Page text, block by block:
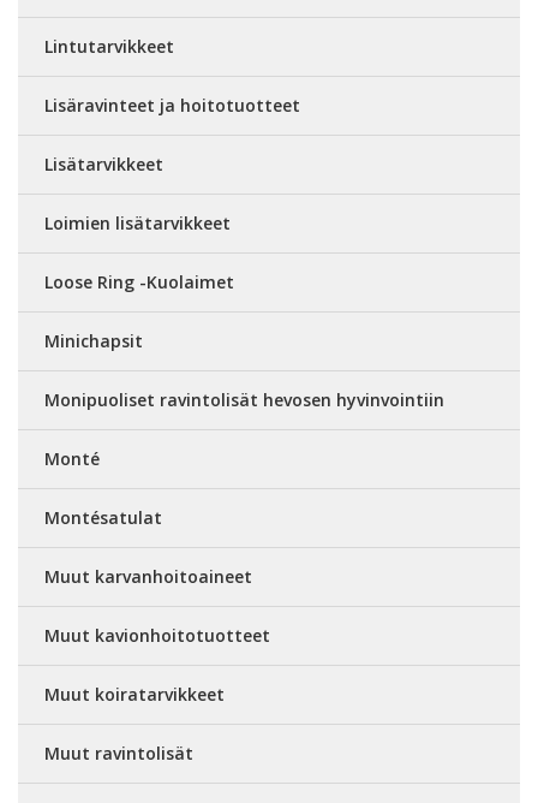
Lintutarvikkeet
Lisäravinteet ja hoitotuotteet
Lisätarvikkeet
Loimien lisätarvikkeet
Loose Ring -Kuolaimet
Minichapsit
Monipuoliset ravintolisät hevosen hyvinvointiin
Monté
Montésatulat
Muut karvanhoitoaineet
Muut kavionhoitotuotteet
Muut koiratarvikkeet
Muut ravintolisät